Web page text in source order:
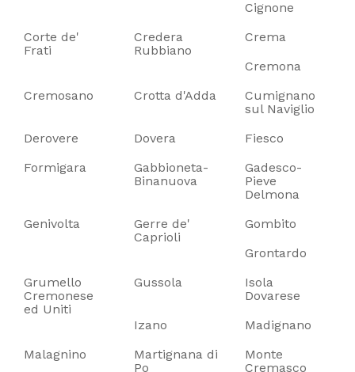
Cignone
Corte de'
Frati
Credera
Rubbiano
Crema
Cremona
Cremosano
Crotta d'Adda
Cumignano
sul Naviglio
Derovere
Dovera
Fiesco
Formigara
Gabbioneta-
Binanuova
Gadesco-
Pieve
Delmona
Genivolta
Gerre de'
Caprioli
Gombito
Grontardo
Grumello
Cremonese
ed Uniti
Gussola
Isola
Dovarese
Izano
Madignano
Malagnino
Martignana di
Po
Monte
Cremasco